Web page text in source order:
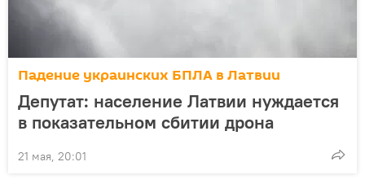
Падение украинских БПЛА в Латвии
Депутат: население Латвии нуждается
в показательном сбитии дрона
21 мая, 20:01